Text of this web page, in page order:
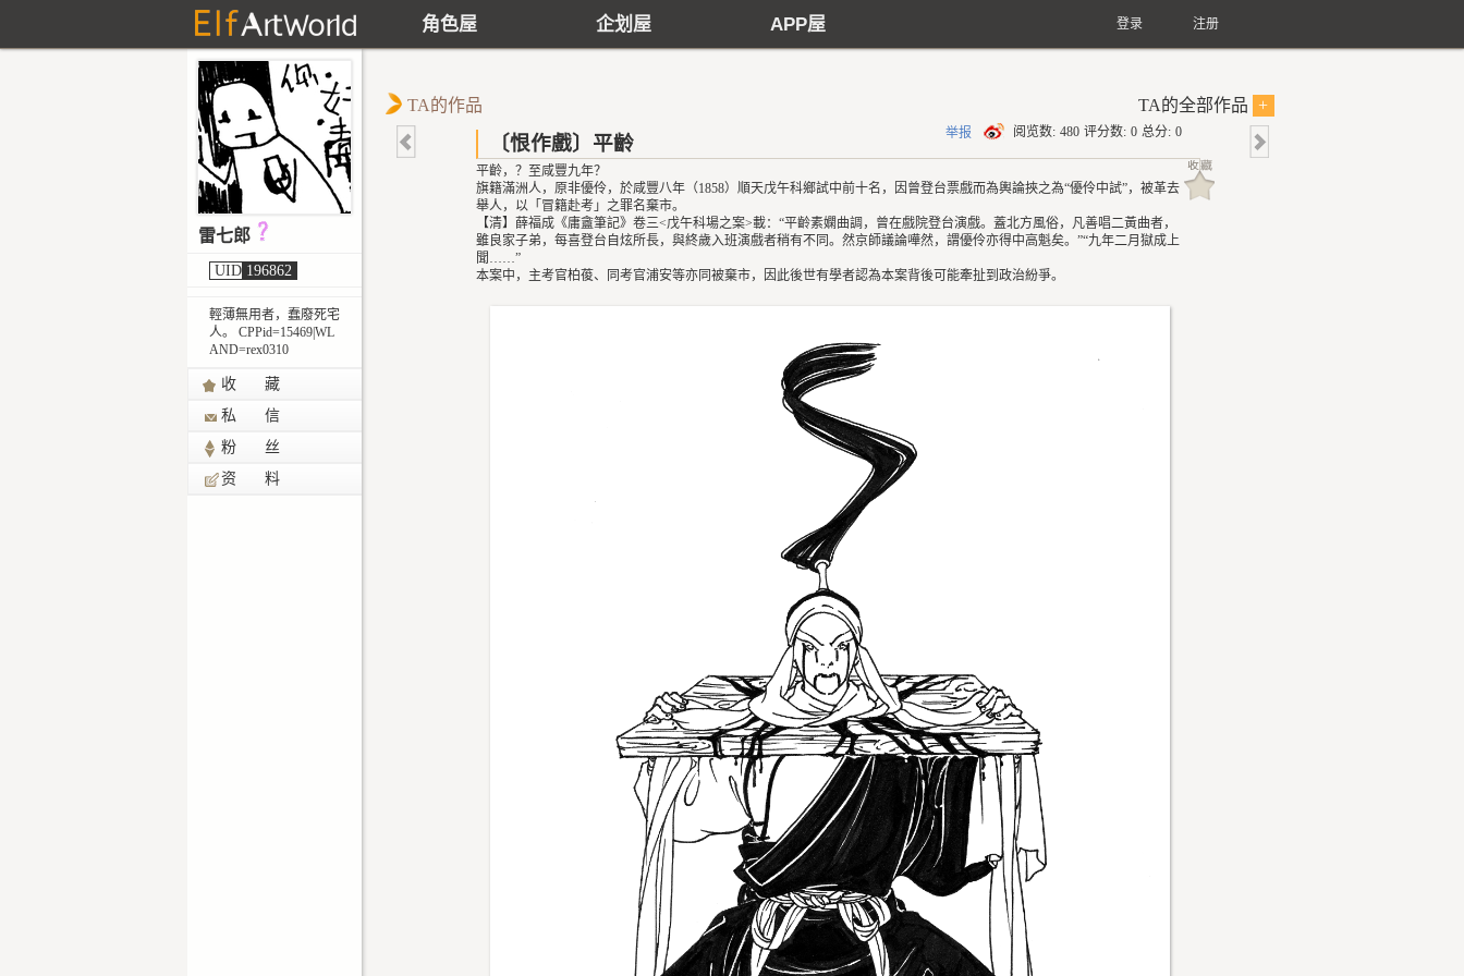
角色屋 企划屋 APP屋 注册
登录
雷七郎
UID 196862
輕薄無用者，蠢廢死宅
人。 CPPid=15469|WL
AND=rex0310
收 藏
私 信
粉 丝
资 料
TA的作品 TA的全部作品 +
〔恨作戲〕平齡 阅览数: 480 评分数: 0 总分: 0
举报
平齡，？至咸豐九年？
旗籍滿洲人，原非優伶，於咸豐八年（1858）順天戊午科鄉試中前十名，因曾登台票戲而為輿論挾之為“優伶中試”，被革去
舉人，以「冒籍赴考」之罪名棄市。
【清】薛福成《庸盦筆記》卷三<戊午科場之案>載：“平齡素嫻曲調，曾在戲院登台演戲。蓋北方風俗，凡善唱二黃曲者，
雖良家子弟，每喜登台自炫所長，與終歲入班演戲者稍有不同。然京師議論嘩然，謂優伶亦得中高魁矣。”“九年二月獄成上
聞……”
本案中，主考官柏葰、同考官浦安等亦同被棄市，因此後世有學者認為本案背後可能牽扯到政治紛爭。